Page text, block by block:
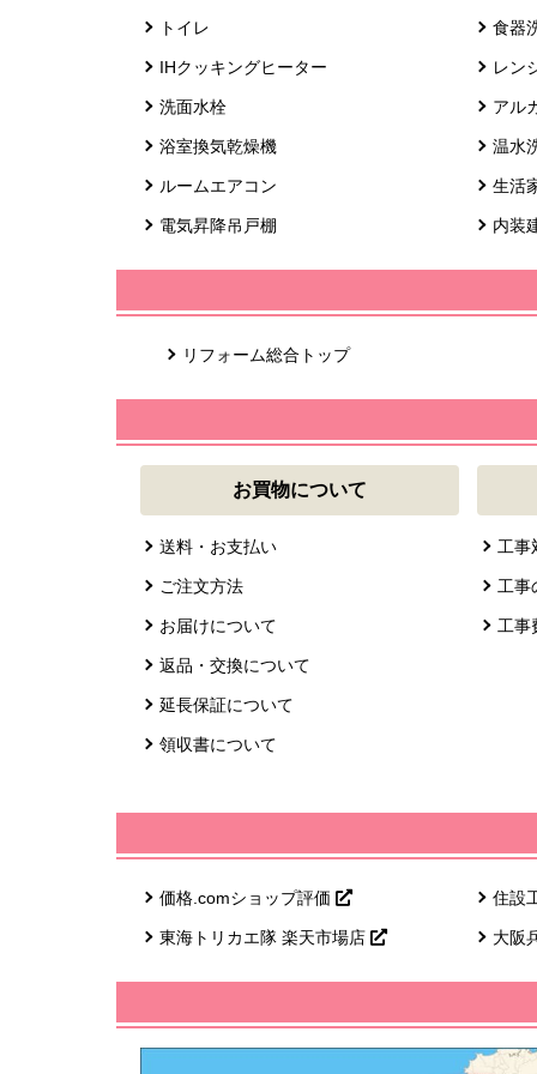
トイレ 食器
IHクッキングヒーター レン
洗面水栓 アル
浴室換気乾燥機 温水
ルームエアコン 生活
電気昇降吊戸棚 内装
リフォーム総合トップ
お買物について
送料・お支払い
ご注文方法
お届けについて
返品・交換について
延長保証について
領収書について
工事
工事
工事
価格.comショップ評価 住設
東海トリカエ隊 楽天市場店 大阪